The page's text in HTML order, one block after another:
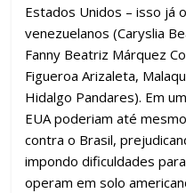
Estados Unidos – isso já
venezuelanos (Caryslia
Fanny Beatriz Márquez
Figueroa Arizaleta,
Hidalgo Pandares). Em
EUA poderiam até
contra o Brasil,
impondo dificuldades
operam em solo